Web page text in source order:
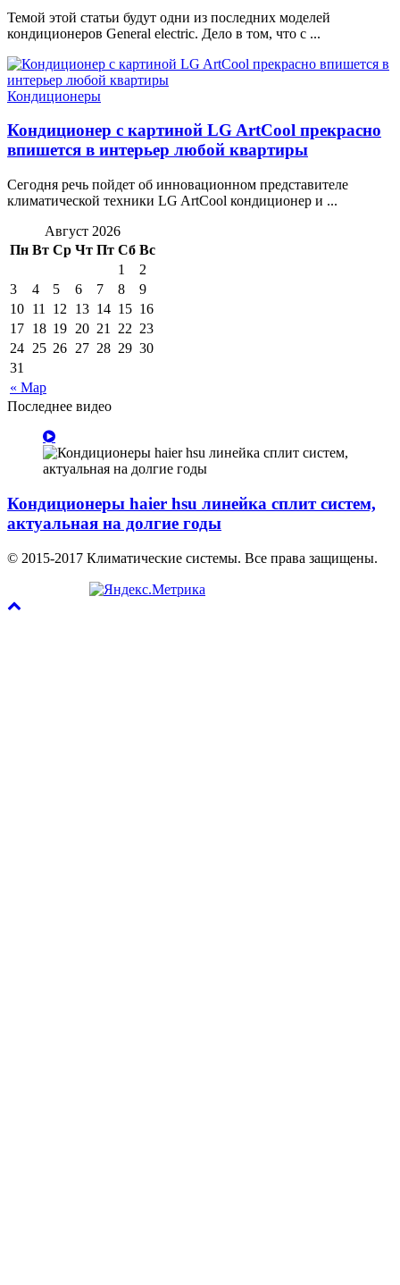
Темой этой статьи будут одни из последних моделей
кондиционеров General electric. Дело в том, что с ...
Кондиционеры
Кондиционер с картиной LG ArtCool прекрасно
впишется в интерьер любой квартиры
Сегодня речь пойдет об инновационном представителе
климатической техники LG ArtCool кондиционер и ...
Август 2026
Пн Вт Ср Чт Пт Сб Вс
« Мар
1
2
3
4 5 6 7 8
9
10 11 12 13 14 15 16
17 18 19 20 21 22 23
24 25 26 27 28 29 30
31
Последнее видео
Кондиционеры haier hsu линейка сплит систем,
актуальная на долгие годы
© 2015-2017 Климатические системы. Все права защищены.